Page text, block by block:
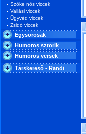
Szőke nős viccek
Vallási viccek
Ügyvéd viccek
Zsidó viccek
Egysorosak
Humoros sztorik
Humoros versek
Társkereső - Randi